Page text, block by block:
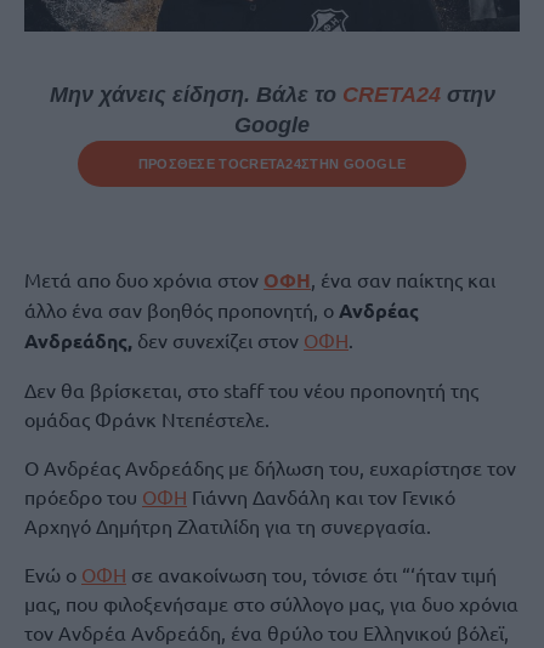
Μην χάνεις είδηση. Βάλε το CRETA24στην
Google
ΠΡΟΣΘΕΣΕ ΤΟCRETA24ΣΤΗΝ GOOGLE
Μετά απο δυο χρόνια στον ΟΦΗ, ένα σαν παίκτης και
άλλο ένα σαν βοηθός προπονητή, ο Ανδρέας
Ανδρεάδης, δεν συνεχίζει στον ΟΦΗ.
Δεν θα βρίσκεται, στο staff του νέου προπονητή της
ομάδας Φράνκ Ντεπέστελε.
Ο Ανδρέας Ανδρεάδης με δήλωση του, ευχαρίστησε τον
πρόεδρο του ΟΦΗ Γιάννη Δανδάλη και τον Γενικό
Αρχηγό Δημήτρη Ζλατιλίδη για τη συνεργασία.
Ενώ ο ΟΦΗ σε ανακοίνωση του, τόνισε ότι “‘ήταν τιμή
μας, που φιλοξενήσαμε στο σύλλογο μας, για δυο χρόνια
τον Ανδρέα Ανδρεάδη, ένα θρύλο του Ελληνικού βόλεϊ,